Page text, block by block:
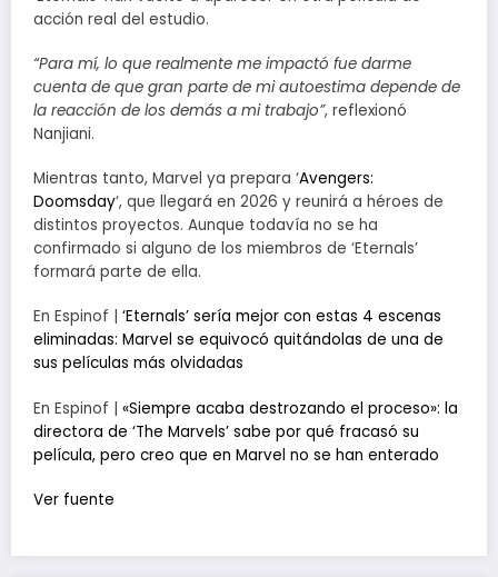
acción real del estudio.
“Para mí, lo que realmente me impactó fue darme
cuenta de que gran parte de mi autoestima depende de
la reacción de los demás a mi trabajo”, reflexionó
Nanjiani.
Mientras tanto, Marvel ya prepara ‘Avengers:
Doomsday‘, que llegará en 2026 y reunirá a héroes de
distintos proyectos. Aunque todavía no se ha
confirmado si alguno de los miembros de ‘Eternals’
formará parte de ella.
En Espinof | ‘Eternals’ sería mejor con estas 4 escenas
eliminadas: Marvel se equivocó quitándolas de una de
sus películas más olvidadas
En Espinof | «Siempre acaba destrozando el proceso»: la
directora de ‘The Marvels’ sabe por qué fracasó su
película, pero creo que en Marvel no se han enterado
Ver fuente